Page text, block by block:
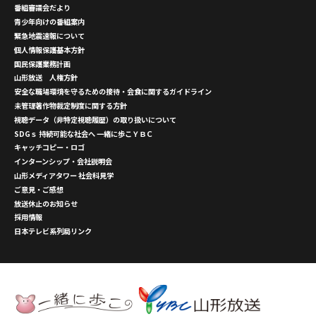
番組審議会だより
青少年向けの番組案内
緊急地震速報について
個人情報保護基本方針
国民保護業務計画
山形放送 人権方針
安全な職場環境を守るための接待・会食に関するガイドライン
未管理著作物裁定制度に関する方針
視聴データ（非特定視聴履歴）の取り扱いについて
SDGｓ 持続可能な社会へ 一緒に歩こＹＢＣ
キャッチコピー・ロゴ
インターンシップ・会社説明会
山形メディアタワー 社会科見学
ご意見・ご感想
放送休止のお知らせ
採用情報
日本テレビ系列局リンク